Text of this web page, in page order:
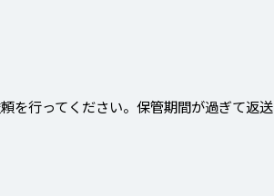
を行ってください。保管期間が過ぎて返送